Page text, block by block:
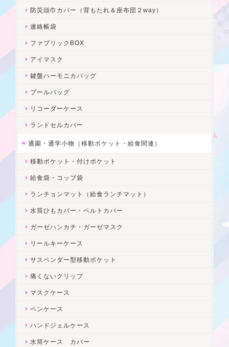
防災頭巾カバー（背もたれ＆座布団２way）
連絡帳袋
ファブリックBOX
アイマスク
鍵盤ハーモニカバッグ
プールバッグ
リコーダーケース
ランドセルカバー
通園・通学小物（移動ポケット・給食関連）
移動ポケット・付けポケット
給食袋・コップ袋
ランチョンマット（給食ランチマット）
水筒ひもカバー・ベルトカバー
ガーゼハンカチ・ガーゼマスク
リールキーケース
サスペンダー型移動ポケット
痛くないクリップ
マスクケース
ペンケース
ハンドジェルケース
水筒ケース カバー